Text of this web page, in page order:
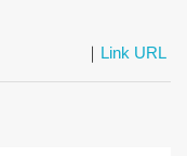
｜ Link URL